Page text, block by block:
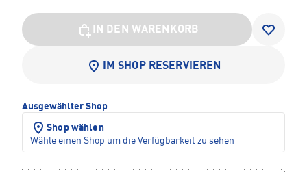
IN DEN WARENKORB
IM SHOP RESERVIEREN
Ausgewählter Shop
Shop wählen
Wähle einen Shop um die Verfügbarkeit zu sehen